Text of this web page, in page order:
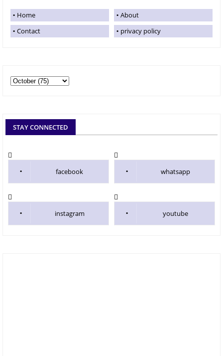
Home
About
Contact
privacy policy
STAY CONNECTED
facebook whatsapp
instagram youtube